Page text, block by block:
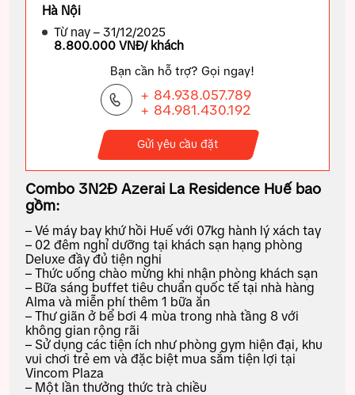
Hà Nội
Từ nay – 31/12/2025
8.800.000 VNĐ/ khách
Bạn cần hỗ trợ? Gọi ngay!
+ 84.938.057.789
+ 84.981.430.192
Gửi yêu cầu đặt
Combo 3N2Đ Azerai La Residence Huế bao
gồm:
– Vé máy bay khứ hồi Huế với 07kg hành lý xách tay
– 02 đêm nghỉ dưỡng tại khách sạn hạng phòng
Deluxe đầy đủ tiện nghi
– Thức uống chào mừng khi nhận phòng khách sạn
– Bữa sáng buffet tiêu chuẩn quốc tế tại nhà hàng
Alma và miễn phí thêm 1 bữa ăn
– Thư giãn ở bể bơi 4 mùa trong nhà tầng 8 với
không gian rộng rãi
– Sử dụng các tiện ích như phòng gym hiện đại, khu
vui chơi trẻ em và đặc biệt mua sắm tiện lợi tại
Vincom Plaza
– Một lần thưởng thức trà chiều